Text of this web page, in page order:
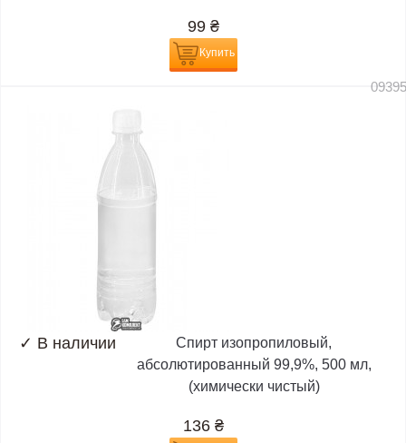
99 ₴
Купить
✓ В наличии
Спирт изопропиловый,
абсолютированный 99,9%, 500 мл,
(химически чистый)
136 ₴